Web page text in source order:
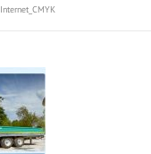
Internet_CMYK